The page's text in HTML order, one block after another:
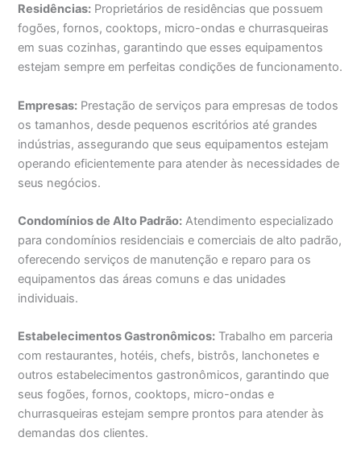
Residências: Proprietários de residências que possuem
fogões, fornos, cooktops, micro-ondas e churrasqueiras
em suas cozinhas, garantindo que esses equipamentos
estejam sempre em perfeitas condições de funcionamento.
Empresas: Prestação de serviços para empresas de todos
os tamanhos, desde pequenos escritórios até grandes
indústrias, assegurando que seus equipamentos estejam
operando eficientemente para atender às necessidades de
seus negócios.
Condomínios de Alto Padrão: Atendimento especializado
para condomínios residenciais e comerciais de alto padrão,
oferecendo serviços de manutenção e reparo para os
equipamentos das áreas comuns e das unidades
individuais.
Estabelecimentos Gastronômicos: Trabalho em parceria
com restaurantes, hotéis, chefs, bistrôs, lanchonetes e
outros estabelecimentos gastronômicos, garantindo que
seus fogões, fornos, cooktops, micro-ondas e
churrasqueiras estejam sempre prontos para atender às
demandas dos clientes.